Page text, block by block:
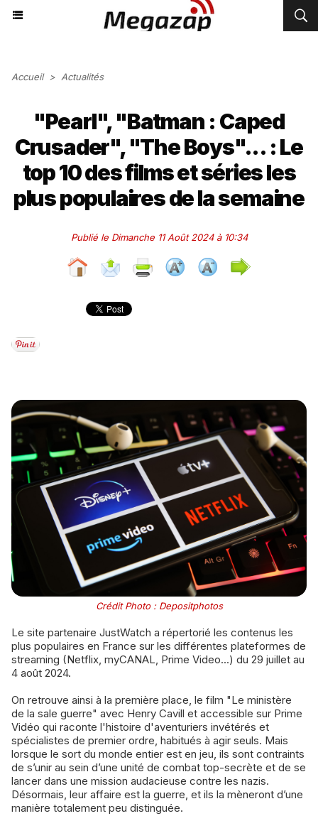
Accueil > Actualités
"Pearl", "Batman : Caped
Crusader", "The Boys"... : Le
top 10 des films et séries les
plus populaires de la semaine
Publié le Dimanche 11 Août 2024 à 10:34
Crédit Photo : Depositphotos
Le site partenaire JustWatch a répertorié les contenus les
plus populaires en France sur les différentes plateformes de
streaming (Netflix, myCANAL, Prime Video...) du 29 juillet au
4 août 2024.
On retrouve ainsi à la première place, le film "Le ministère
de la sale guerre" avec Henry Cavill et accessible sur Prime
Vidéo qui raconte l'histoire d'aventuriers invétérés et
spécialistes de premier ordre, habitués à agir seuls. Mais
lorsque le sort du monde entier est en jeu, ils sont contraints
de s’unir au sein d’une unité de combat top-secrète et de se
lancer dans une mission audacieuse contre les nazis.
Désormais, leur affaire est la guerre, et ils la mèneront d’une
manière totalement peu distinguée.